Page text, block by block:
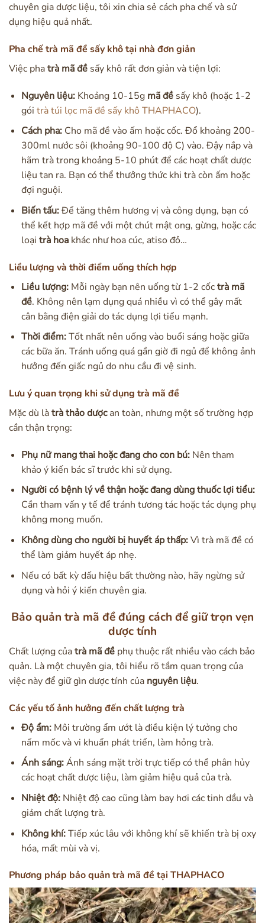
chuyên gia dược liệu, tôi xin chia sẻ cách pha chế và sử
dụng hiệu quả nhất.
Pha chế trà mã đề sấy khô tại nhà đơn giản
Việc phatrà mã đề sấy khô rất đơn giản và tiện lợi:
Nguyên liệu:Khoảng 10-15g mã đềsấy khô (hoặc 1-2
gói trà túi lọc mã đề sấy khô THAPHACO).
Cách pha:Cho mã đề vào ấm hoặc cốc. Đổ khoảng 200-
300ml nước sôi (khoảng 90-100 độ C) vào. Đậy nắp và
hãm trà trong khoảng 5-10 phút để các hoạt chất dược
liệu tan ra. Bạn có thể thưởng thức khi trà còn ấm hoặc
đợi nguội.
Biến tấu:Để tăng thêm hương vị và công dụng, bạn có
thể kết hợp mã đề với một chút mật ong, gừng, hoặc các
loại trà hoakhác như hoa cúc, atiso đỏ…
Liều lượng và thời điểm uống thích hợp
Liều lượng:Mỗi ngày bạn nên uống từ 1-2 cốctrà mã
đề. Không nên lạm dụng quá nhiều vì có thể gây mất
cân bằng điện giải do tác dụng lợi tiểu mạnh.
Thời điểm:Tốt nhất nên uống vào buổi sáng hoặc giữa
các bữa ăn. Tránh uống quá gần giờ đi ngủ để không ảnh
hưởng đến giấc ngủ do nhu cầu đi vệ sinh.
Lưu ý quan trọng khi sử dụng trà mã đề
Mặc dù làtrà thảo dượcan toàn, nhưng một số trường hợp
cần thận trọng:
Phụ nữ mang thai hoặc đang cho con bú:Nên tham
khảo ý kiến bác sĩ trước khi sử dụng.
Người có bệnh lý về thận hoặc đang dùng thuốc lợi tiểu:
Cần tham vấn y tế để tránh tương tác hoặc tác dụng phụ
không mong muốn.
Không dùng cho người bị huyết áp thấp:Vì trà mã đề có
thể làm giảm huyết áp nhẹ.
Nếu có bất kỳ dấu hiệu bất thường nào, hãy ngừng sử
dụng và hỏi ý kiến chuyên gia.
Bảo quản trà mã đề đúng cách để giữ trọn vẹn
dược tính
Chất lượng củatrà mã đề phụ thuộc rất nhiều vào cách bảo
quản. Là một chuyên gia, tôi hiểu rõ tầm quan trọng của
việc này để giữ gìn dược tính của nguyên liệu.
Các yếu tố ảnh hưởng đến chất lượng trà
Độ ẩm:Môi trường ẩm ướt là điều kiện lý tưởng cho
nấm mốc và vi khuẩn phát triển, làm hỏng trà.
Ánh sáng:Ánh sáng mặt trời trực tiếp có thể phân hủy
các hoạt chất dược liệu, làm giảm hiệu quả của trà.
Nhiệt độ:Nhiệt độ cao cũng làm bay hơi các tinh dầu và
giảm chất lượng trà.
Không khí:Tiếp xúc lâu với không khí sẽ khiến trà bị oxy
hóa, mất mùi và vị.
Phương pháp bảo quản trà mã đề tại THAPHACO